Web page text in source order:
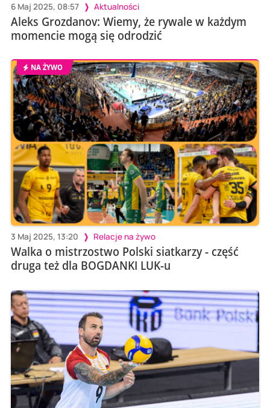
6 Maj 2025, 08:57 Aktualności
Aleks Grozdanov: Wiemy, że rywale w każdym
momencie mogą się odrodzić
NA ŻYWO
3 Maj 2025, 13:20 Relacje na żywo
Walka o mistrzostwo Polski siatkarzy - część
druga też dla BOGDANKI LUK-u